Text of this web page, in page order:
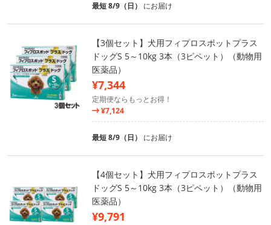
最短 8/9（日） にお届け
【3個セット】犬用フィプロスポットプラス
ドッグS 5～10kg 3本（3ピペット）（動物用
医薬品）
¥7,344
定期便ならもっとお得！
¥7,124
最短 8/9（日） にお届け
【4個セット】犬用フィプロスポットプラス
ドッグS 5～10kg 3本（3ピペット）（動物用
医薬品）
¥9,791